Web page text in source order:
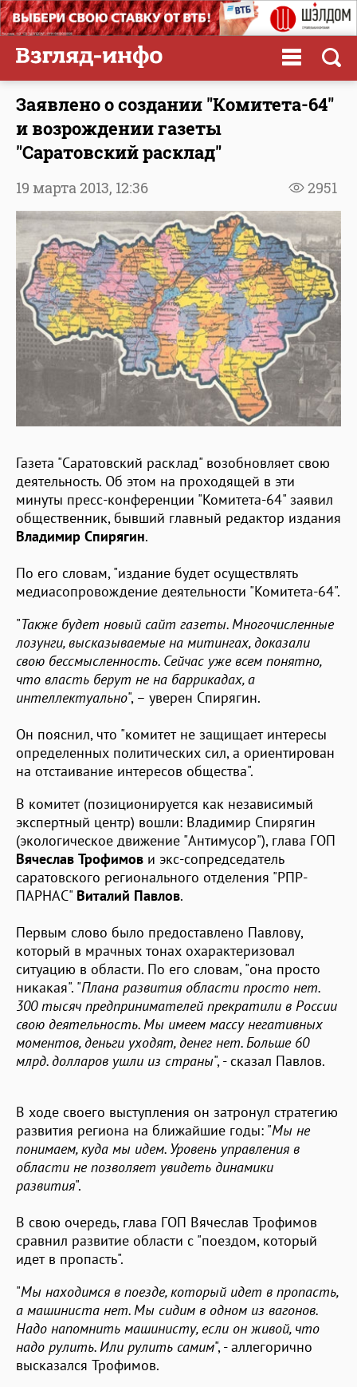
Заявлено о создании "Комитета-64"
и возрождении газеты
"Саратовский расклад"
2951
19 марта 2013, 12:36
Газета "Саратовский расклад" возобновляет свою
деятельность. Об этом на проходящей в эти
минуты пресс-конференции "Комитета-64" заявил
общественник, бывший главный редактор издания
Владимир Спирягин.
По его словам, "издание будет осуществлять
медиасопровождение деятельности "Комитета-64".
"Также будет новый сайт газеты. Многочисленные
лозунги, высказываемые на митингах, доказали
свою бессмысленность. Сейчас уже всем понятно,
что власть берут не на баррикадах, а
интеллектуально", – уверен Спирягин.
Он пояснил, что "комитет не защищает интересы
определенных политических сил, а ориентирован
на отстаивание интересов общества".
В комитет (позиционируется как независимый
экспертный центр) вошли: Владимир Спирягин
(экологическое движение "Антимусор"), глава ГОП
Вячеслав Трофимов и экс-сопредседатель
саратовского регионального отделения "РПР-
ПАРНАС" Виталий Павлов.
Первым слово было предоставлено Павлову,
который в мрачных тонах охарактеризовал
ситуацию в области. По его словам, "она просто
никакая". "Плана развития области просто нет.
300 тысяч предпринимателей прекратили в России
свою деятельность. Мы имеем массу негативных
моментов, деньги уходят, денег нет. Больше 60
млрд. долларов ушли из страны", - сказал Павлов.
В ходе своего выступления он затронул стратегию
развития региона на ближайшие годы: "Мы не
понимаем, куда мы идем. Уровень управления в
области не позволяет увидеть динамики
развития".
В свою очередь, глава ГОП Вячеслав Трофимов
сравнил развитие области с "поездом, который
идет в пропасть".
"Мы находимся в поезде, который идет в пропасть,
а машиниста нет. Мы сидим в одном из вагонов.
Надо напомнить машинисту, если он живой, что
надо рулить. Или рулить самим", - аллегорично
высказался Трофимов.